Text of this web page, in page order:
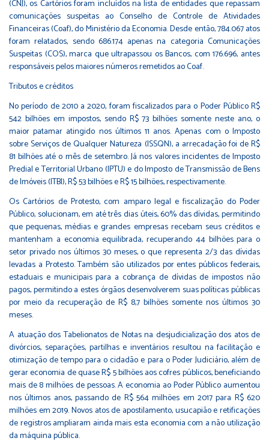
(CNJ), os Cartórios foram incluídos na lista de entidades que repassam
comunicações suspeitas ao Conselho de Controle de Atividades
Financeiras (Coaf), do Ministério da Economia. Desde então, 784.067 atos
foram relatados, sendo 686.174 apenas na categoria Comunicações
Suspeitas (COS), marca que ultrapassou os Bancos, com 176.696, antes
responsáveis pelos maiores números remetidos ao Coaf.
Tributos e créditos
No período de 2010 a 2020, foram fiscalizados para o Poder Público R$
542 bilhões em impostos, sendo R$ 73 bilhões somente neste ano, o
maior patamar atingido nos últimos 11 anos. Apenas com o Imposto
sobre Serviços de Qualquer Natureza (ISSQN), a arrecadação foi de R$
81 bilhões até o mês de setembro. Já nos valores incidentes de Imposto
Predial e Territorial Urbano (IPTU) e do Imposto de Transmissão de Bens
de Imóveis (ITBI), R$ 53 bilhões e R$ 15 bilhões, respectivamente.
Os Cartórios de Protesto, com amparo legal e fiscalização do Poder
Público, solucionam, em até três dias úteis, 60% das dívidas, permitindo
que pequenas, médias e grandes empresas recebam seus créditos e
mantenham a economia equilibrada, recuperando 44 bilhões para o
setor privado nos últimos 30 meses, o que representa 2/3 das dívidas
levadas a Protesto. Também são utilizados por entes públicos federais,
estaduais e municipais para a cobrança de dívidas de impostos não
pagos, permitindo a estes órgãos desenvolverem suas políticas públicas
por meio da recuperação de R$ 8,7 bilhões somente nos últimos 30
meses.
A atuação dos Tabelionatos de Notas na desjudicialização dos atos de
divórcios, separações, partilhas e inventários resultou na facilitação e
otimização de tempo para o cidadão e para o Poder Judiciário, além de
gerar economia de quase R$ 5 bilhões aos cofres públicos, beneficiando
mais de 8 milhões de pessoas. A economia ao Poder Público aumentou
nos últimos anos, passando de R$ 564 milhões em 2017 para R$ 620
milhões em 2019. Novos atos de apostilamento, usucapião e retificações
de registros ampliaram ainda mais esta economia com a não utilização
da máquina pública.